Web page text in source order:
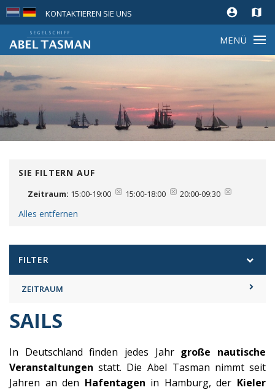
account_circle map
KONTAKTIEREN SIE UNS
MENÜ
SIE FILTERN AUF
Zeitraum: 15:00-19:00 15:00-18:00 20:00-09:30
Alles entfernen
FILTER
ZEITRAUM
SAILS
In Deutschland finden jedes Jahr große nautische
Veranstaltungen statt. Die Abel Tasman nimmt seit
Jahren an den Hafentagen in Hamburg, der Kieler